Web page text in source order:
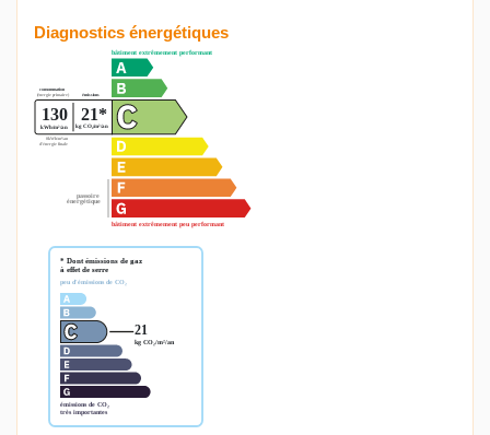
Diagnostics énergétiques